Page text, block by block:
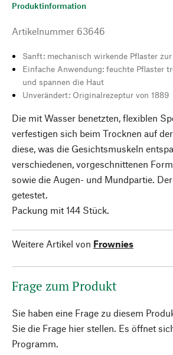
Produktinformation
Artikelnummer 63646
Sanft: mechanisch wirkende Pflaster
Einfache Anwendung: feuchte Pflaster
und spannen die Haut
Unverändert: Originalrezeptur von 1889
Die mit Wasser benetzten, flexiblen
verfestigen sich beim Trocknen auf
diese, was die Gesichtsmuskeln
verschiedenen, vorgeschnittenen
sowie die Augen- und Mundpartie.
getestet.
Packung mit 144 Stück.
Weitere Artikel von Frownies
Frage zum Produkt
Sie haben eine Frage zu diesem
Sie die Frage hier stellen. Es öffnet
Programm.